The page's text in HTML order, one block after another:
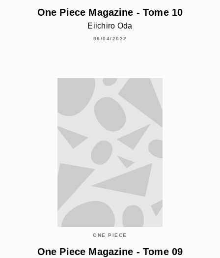
One Piece Magazine - Tome 10
Eiichiro Oda
06/04/2022
ONE PIECE
One Piece Magazine - Tome 09